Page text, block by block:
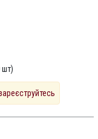
шт)